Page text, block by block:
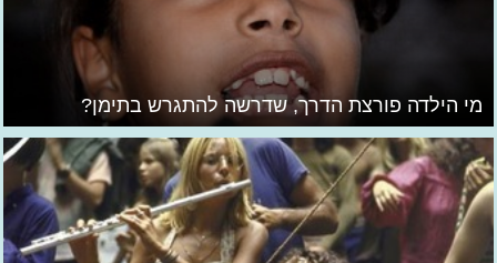
מי הילדה פורצת הדרך, שדרשה להתגרש בתימן?